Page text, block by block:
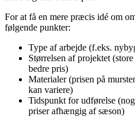
For at få en mere præcis idé om
følgende punkter:
Type af arbejde (f.eks.
Størrelsen af projektet
bedre pris)
Materialer (prisen på
kan variere)
Tidspunkt for udførelse
priser afhængig af sæson)